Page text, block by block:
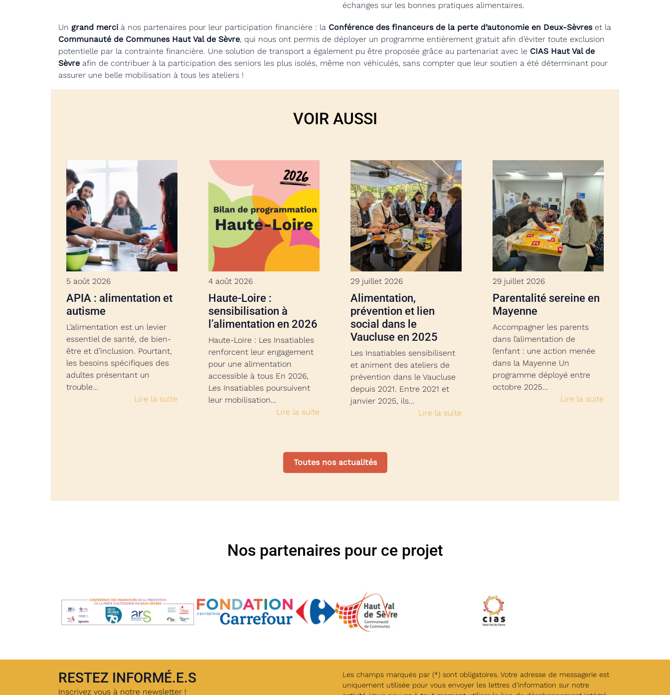
échanges sur les bonnes pratiques alimentaires.
Un grand merci à nos partenaires pour leur participation financière : la Conférence des financeurs de la perte d’autonomie en Deux-Sèvreset la
Communauté de Communes Haut Val de Sèvre, qui nous ont permis de déployer un programme entièrement gratuit afin d’éviter toute exclusion
potentielle par la contrainte financière. Une solution de transport a également pu être proposée grâce au partenariat avec le CIAS Haut Val de
Sèvre afin de contribuer à la participation des seniors les plus isolés, même non véhiculés, sans compter que leur soutien a été déterminant pour
assurer une belle mobilisation à tous les ateliers !
VOIR AUSSI
5 août 2026
APIA : alimentation et
autisme
L’alimentation est un levier
essentiel de santé, de bien-
être et d’inclusion. Pourtant,
les besoins spécifiques des
adultes présentant un
trouble…
Lire la suite
4 août 2026
Haute-Loire :
sensibilisation à
l’alimentation en 2026
Haute-Loire : Les Insatiables
renforcent leur engagement
pour une alimentation
accessible à tous En 2026,
Les Insatiables poursuivent
leur mobilisation…
Lire la suite
29 juillet 2026
Alimentation,
prévention et lien
social dans le
Vaucluse en 2025
Les Insatiables sensibilisent
et animent des ateliers de
prévention dans le Vaucluse
depuis 2021. Entre 2021 et
janvier 2025, ils…
Lire la suite
29 juillet 2026
Parentalité sereine en
Mayenne
Accompagner les parents
dans l’alimentation de
l’enfant : une action menée
dans la Mayenne Un
programme déployé entre
octobre 2025…
Lire la suite
Toutes nos actualités
Nos partenaires pour ce projet
RESTEZ INFORMÉ.E.S
Inscrivez vous à notre newsletter !
Les champs marqués par (*) sont obligatoires. Votre adresse de messagerie est
uniquement utilisée pour vous envoyer les lettres d’information sur notre